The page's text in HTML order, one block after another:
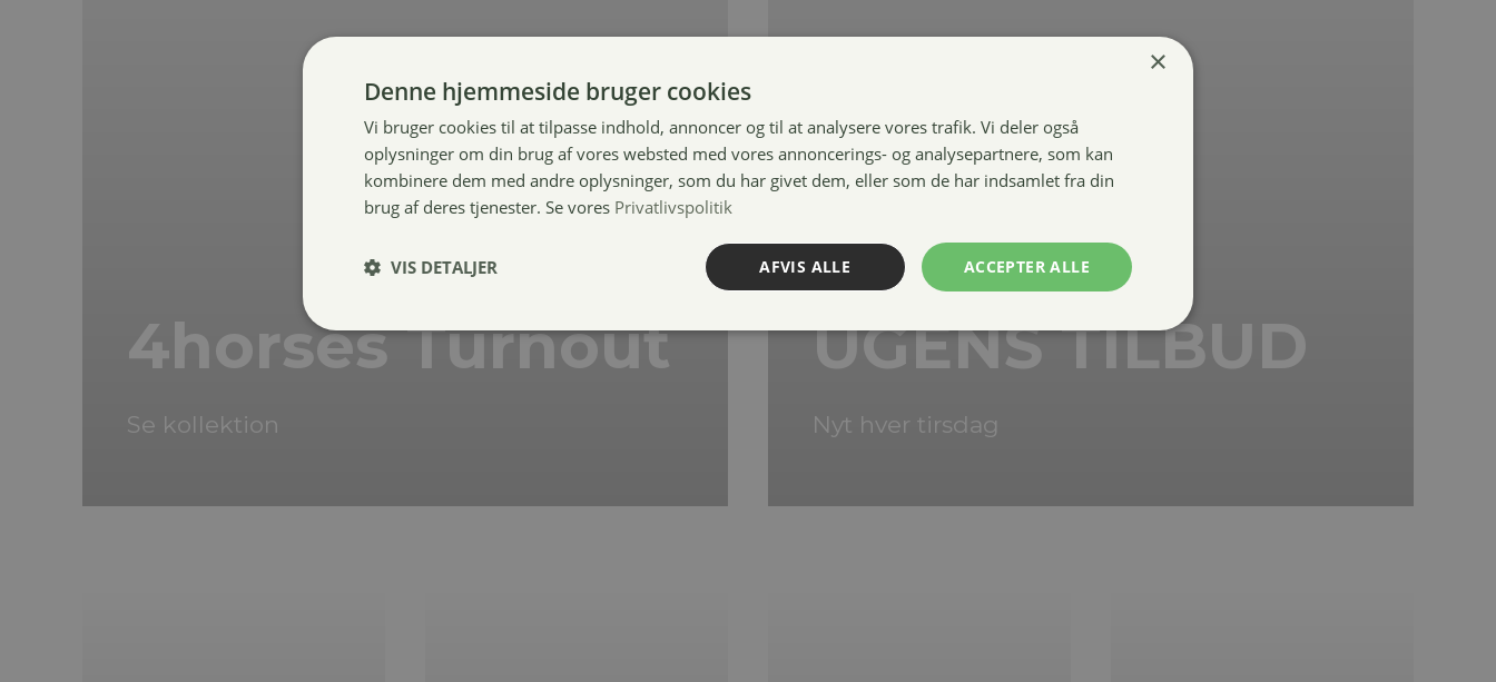
4horses Turnout
Se kollektion
UGENS TILBUD
Nyt hver tirsdag
×
Denne hjemmeside bruger cookies
Vi bruger cookies til at tilpasse indhold, annoncer og til at analysere vores trafik. Vi deler også
oplysninger om din brug af vores websted med vores annoncerings- og analysepartnere, som kan
kombinere dem med andre oplysninger, som du har givet dem, eller som de har indsamlet fra din
brug af deres tjenester. Se vores Privatlivspolitik
ACCEPTER ALLE
AFVIS ALLE
VIS DETALJER